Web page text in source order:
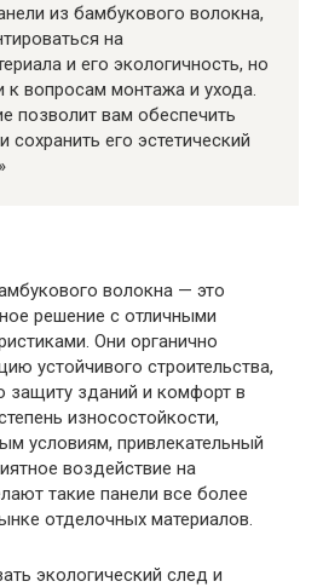
из бамбукового волокна,
на
и его экологичность, но
к вопросам монтажа и ухода.
позволит вам обеспечить
его эстетический
волокна — это
решение с отличными
Они органично
устойчивого строительства,
защиту зданий и комфорт в
износостойкости,
условиям, привлекательный
воздействие на
такие панели все более
отделочных материалов.
экологический след и